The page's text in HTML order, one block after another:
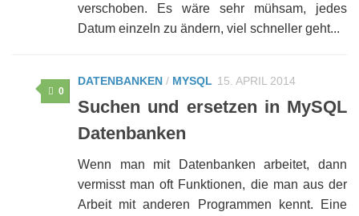
verschoben. Es wäre sehr mühsam, jedes
Datum einzeln zu ändern, viel schneller geht...
0
DATENBANKEN / MYSQL 15. APRIL 2014
Suchen und ersetzen in MySQL
Datenbanken
Wenn man mit Datenbanken arbeitet, dann
vermisst man oft Funktionen, die man aus der
Arbeit mit anderen Programmen kennt. Eine